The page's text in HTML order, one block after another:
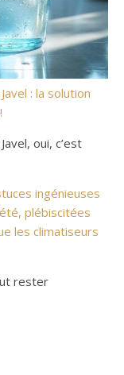
: la solution
oui, c’est
ingénieuses
plébiscitées
les climatiseurs
rester